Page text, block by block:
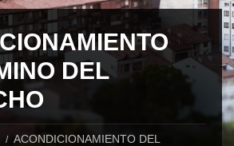
DEL
ACONDICIONAMIENTO DEL